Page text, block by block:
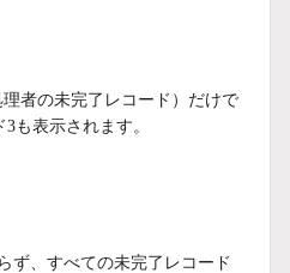
者の未完了レコード）だけで
も表示されます。
ず、すべての未完了レコード